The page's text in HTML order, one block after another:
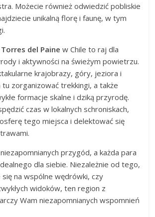
Możecie również odwiedzić pobliskie
unikalną florę i faunę, w tym
Torres del Paine w Chile to raj dla
i aktywności na świeżym powietrzu.
krajobrazy, góry, jeziora i
tu zorganizować trekkingi, a także
formacje skalne i dziką przyrodę.
czas w lokalnych schroniskach,
tego miejsca i delektować się
przygód, a każda para
dla siebie. Niezależnie od tego,
na wspólne wędrówki, czy
widoków, ten region z
Wam niezapomnianych wspomnień